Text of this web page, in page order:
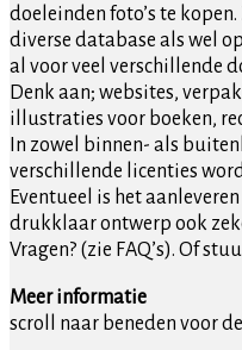
doeleinden foto’s te
diverse database als wel
al voor veel verschillende
Denk aan; websites,
illustraties voor boeken,
In zowel binnen- als
verschillende licenties
Eventueel is het
drukklaar ontwerp ook
Vragen? (zie FAQ’s). Of
Meer informatie
scroll naar beneden voor de